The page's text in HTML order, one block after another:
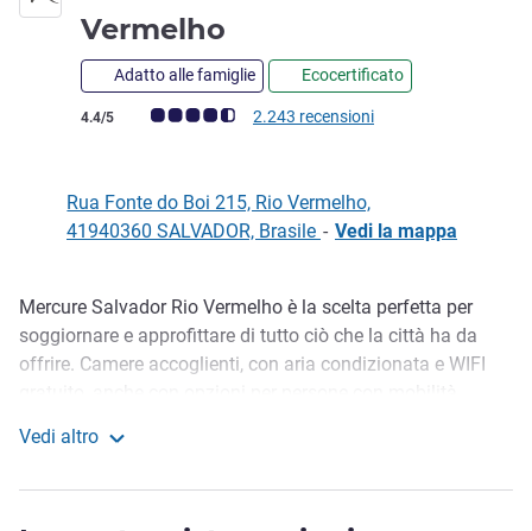
Vermelho
Adatto alle famiglie Ecocertificato
Giudizio clienti (Valutazione ALL)
4.4/5 2.243 recensioni
Rua Fonte do Boi 215, Rio Vermelho,
41940360 SALVADOR, Brasile - Vedi la mappa
Descrizione
Mercure Salvador Rio Vermelho è la scelta perfetta per
soggiornare e approfittare di tutto ciò che la città ha da
offrire. Camere accoglienti, con aria condizionata e WIFI
assaporare due deliziosi piatti della cucina locale?
Vedi altro